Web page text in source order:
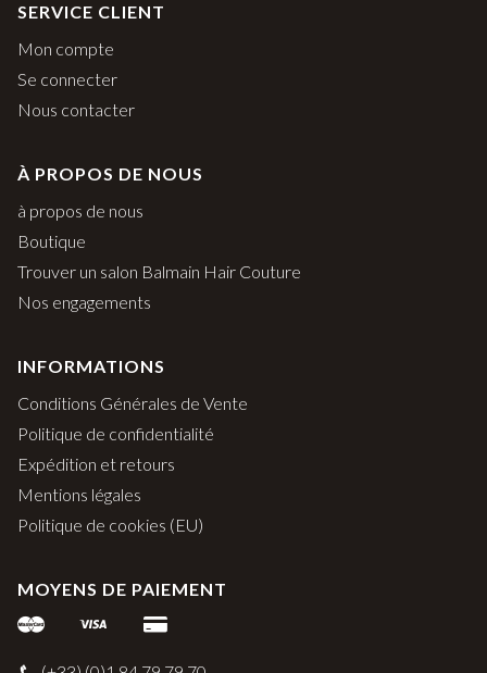
SERVICE CLIENT
Mon compte
Se connecter
Nous contacter
À PROPOS DE NOUS
à propos de nous
Boutique
Trouver un salon Balmain Hair Couture
Nos engagements
INFORMATIONS
Conditions Générales de Vente
Politique de confidentialité
Expédition et retours
Mentions légales
Politique de cookies (EU)
MOYENS DE PAIEMENT